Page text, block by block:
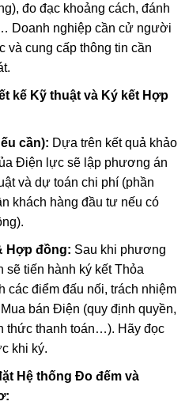
đo đạc khoảng cách, đánh
Doanh nghiệp cần cử người
và cung cấp thông tin cần
kế Kỹ thuật và Ký kết Hợp
cần): Dựa trên kết quả khảo
Điện lực sẽ lập phương án
và dự toán chi phí (phần
khách hàng đầu tư nếu có
Hợp đồng: Sau khi phương
tiến hành ký kết Thỏa
các điểm đấu nối, trách nhiệm
bán Điện (quy định quyền,
thức thanh toán…). Hãy đọc
khi ký.
Hệ thống Đo đếm và